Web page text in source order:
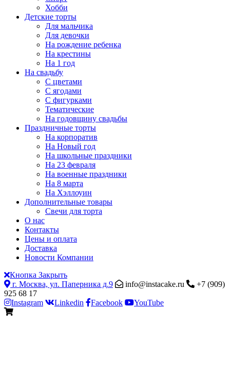
Хобби
Детские торты
Для мальчика
Для девочки
На рождение ребенка
На крестины
На 1 год
На свадьбу
С цветами
С ягодами
С фигурками
Тематические
На годовщину свадьбы
Праздничные торты
На корпоратив
На Новый год
На школьные праздники
На 23 февраля
На военные праздники
На 8 марта
На Хэллоуин
Дополнительные товары
Свечи для торта
О нас
Контакты
Цены и оплата
Доставка
Новости Компании
Кнопка Закрыть
г. Москва, ул. Паперника д.9
info@instacake.ru
+7 (909)
925 68 17
Instagram
Linkedin Facebook YouTube